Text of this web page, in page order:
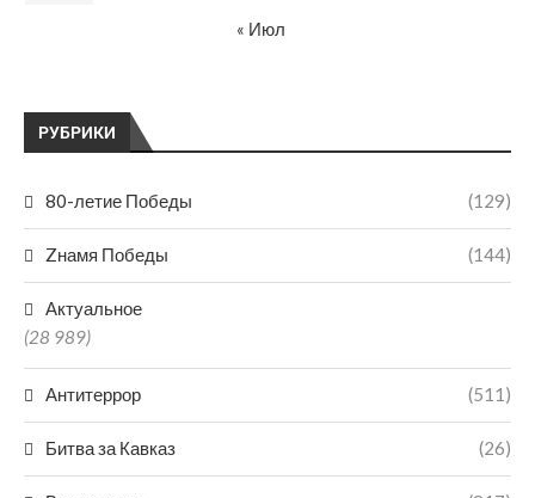
РУБРИКИ
80-летие Победы (129)
Zнамя Победы (144)
Актуальное
(28 989)
Антитеррор (511)
Битва за Кавказ (26)
« Июл